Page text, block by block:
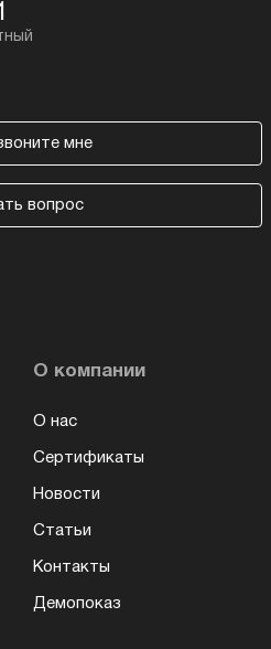
мне
вопрос
О компании
О нас
Сертификаты
Новости
Статьи
Контакты
Демопоказ